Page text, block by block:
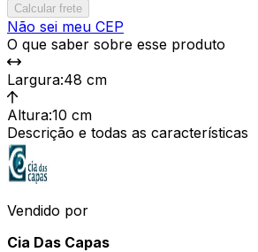
Calcular frete
Não sei meu CEP
O que saber sobre esse produto
Largura:48 cm
Altura:10 cm
Descrição e todas as características
Vendido por
Cia Das Capas